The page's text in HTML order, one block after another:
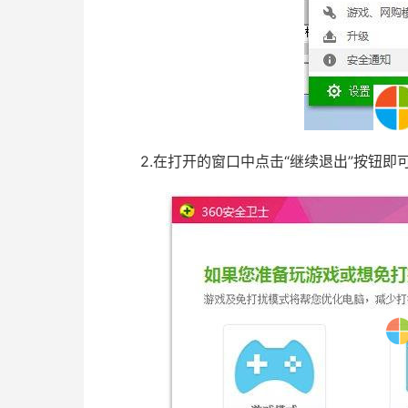
2.在打开的窗口中点击“继续退出”按钮即